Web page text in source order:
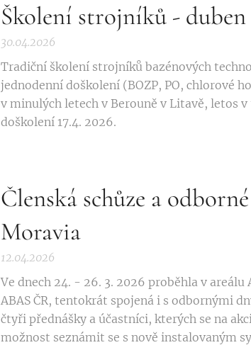
Školení strojníků - duben
30.04.2026
Tradiční školení strojníků bazénových
jednodenní doškolení (BOZP, PO, chlorové
v minulých letech v Berouně v Litavě, letos v
doškolení 17.4. 2026.
Členská schůze a
Moravia
12.04.2026
Ve dnech 24. - 26. 3. 2026 proběhla v areálu
ABAS ČR, tentokrát spojená i s odbornými
čtyři přednášky a účastníci, kterých se na
možnost seznámit se s nově instalovaným